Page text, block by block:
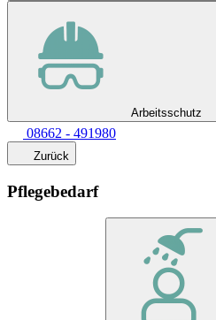
Arbeitsschutz
08662 - 491980
Zurück
Pflegebedarf